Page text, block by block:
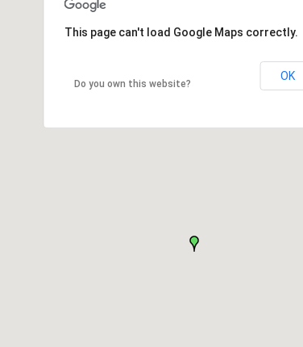
This page can't load Google Maps correctly.
Do you own this website?
OK